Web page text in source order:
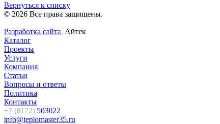
Вернуться к списку
© 2026 Все права защищены.
Разработка сайта Айтек
Каталог
Проекты
Услуги
Компания
Статьи
Вопросы и ответы
Политика
Контакты
+7 (8172) 503022
info@teplomaster35.ru